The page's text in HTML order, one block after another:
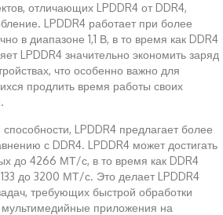
отличающих LPDDR4 от DDR4,
LPDDR4 работает при более
в диапазоне 1,1 В, в то время как DDR4
LPDDR4 значительно экономить заряд
что особенно важно для
продлить время работы своих
LPDDR4 предлагает более
с DDR4. LPDDR4 может достигать
до 4266 МТ/с, в то время как DDR4
до 3200 МТ/с. Это делает LPDDR4
требующих быстрой обработки
мультимедийные приложения на